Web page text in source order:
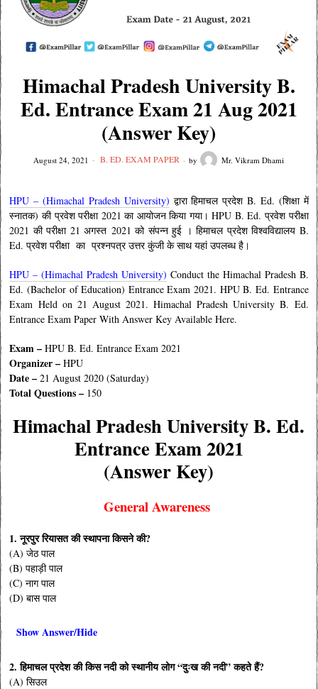
Himachal Pradesh University B.
Ed. Entrance Exam 21 Aug 2021
(Answer Key)
August 24, 2021 B. ED. EXAM PAPER by Mr. Vikram Dhami
HPU – (Himachal Pradesh University) द्वारा हिमाचल प्रदेशB. Ed. (शिक्षा में
स्नातक) की प्रवेश परीक्षा 2021 का आयोजन किया गया। HPU B. Ed. प्रवेश परीक्षा
2021 की परीक्षा 21 अगस्त 2021 को संपन्न हुई । हिमाचल प्रदेश विश्वविद्यालय B.
Ed. प्रवेश परीक्षा का प्रश्नपत्र उत्तर कुंजी के साथ यहां उपलब्ध है।
HPU – (Himachal Pradesh University) Conduct the Himachal Pradesh B.
Ed. (Bachelor of Education) Entrance Exam 2021. HPU B. Ed. Entrance
Exam Held on 21 August 2021. Himachal Pradesh University B. Ed.
Entrance ExamPaper With Answer Key Available Here.
Exam – HPU B. Ed. Entrance Exam2021
Organizer – HPU
Date – 21 August 2020 (Saturday)
Total Questions – 150
Himachal Pradesh University B. Ed.
Entrance Exam2021
(Answer Key)
General Awareness
1. नूरपुर रियासत की स्थापना किसने की?
(A) जेठ पाल
(B) पहाड़ी पाल
(C) नाग पाल
(D) बास पाल
Show Answer/Hide
2. हिमाचल प्रदेश की किस नदी को स्थानीय लोग “दुःख की नदी” कहते हैं?
(A) सिउल